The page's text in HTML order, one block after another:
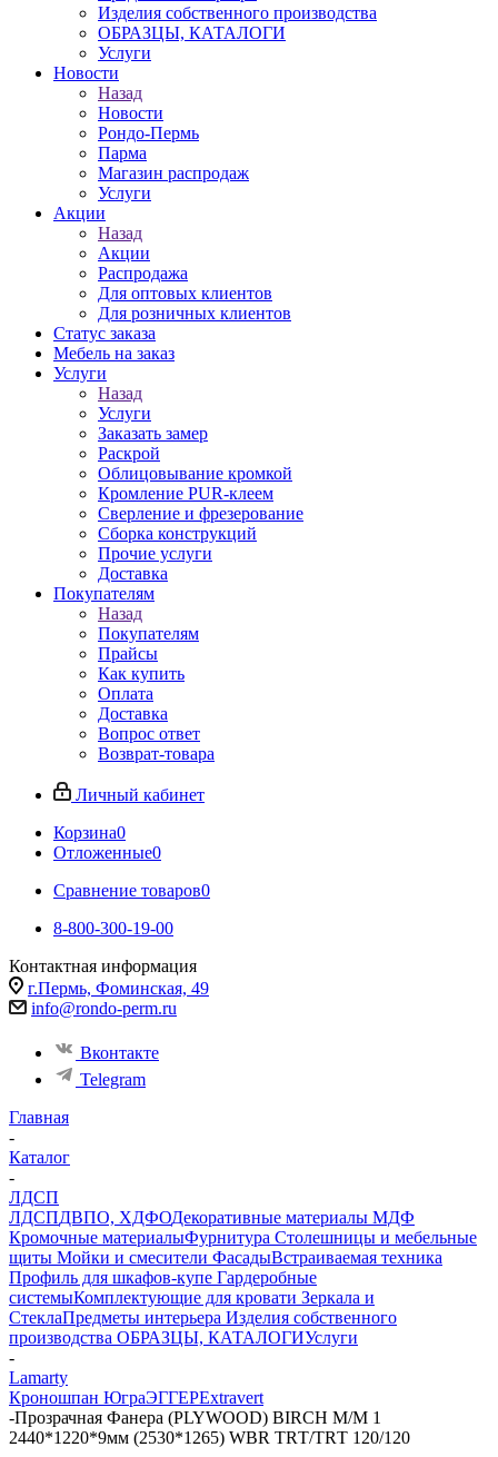
Изделия собственного производства
ОБРАЗЦЫ, КАТАЛОГИ
Услуги
Новости
Назад
Новости
Рондо-Пермь
Парма
Магазин распродаж
Услуги
Акции
Назад
Акции
Распродажа
Для оптовых клиентов
Для розничных клиентов
Статус заказа
Мебель на заказ
Услуги
Назад
Услуги
Заказать замер
Раскрой
Облицовывание кромкой
Кромление PUR-клеем
Сверление и фрезерование
Сборка конструкций
Прочие услуги
Доставка
Покупателям
Назад
Покупателям
Прайсы
Как купить
Оплата
Доставка
Вопрос ответ
Возврат-товара
Личный кабинет
Корзина0
Отложенные0
Сравнение товаров0
8-800-300-19-00
Контактная информация
г.Пермь, Фоминская, 49
info@rondo-perm.ru
Вконтакте
Telegram
Главная
-
Каталог
-
ЛДСП
ЛДСПДВПО, ХДФОДекоративные материалы МДФ
Кромочные материалыФурнитура Столешницы и мебельные
щиты Мойки и смесители ФасадыВстраиваемая техника
Профиль для шкафов-купе Гардеробные
системыКомплектующие для кровати Зеркала и
СтеклаПредметы интерьера Изделия собственного
производства ОБРАЗЦЫ, КАТАЛОГИУслуги
-
Lamarty
Кроношпан ЮграЭГГЕРExtravert
-Прозрачная Фанера (PLYWOOD) BIRCH М/М 1
2440*1220*9мм (2530*1265) WBR TRТ/TRТ 120/120